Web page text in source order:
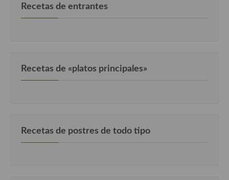
Recetas de entrantes
Recetas de «platos principales»
Recetas de postres de todo tipo